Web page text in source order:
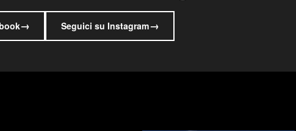
→ Seguici su Instagram→